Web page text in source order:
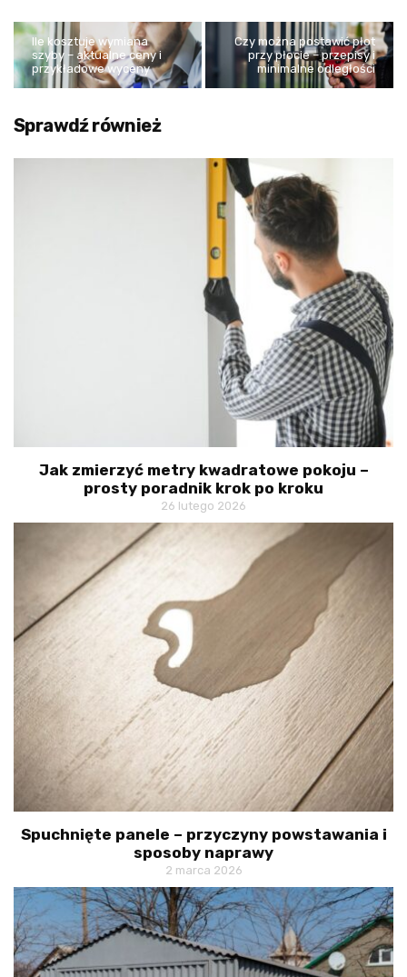
Ile kosztuje wymiana
szyby – aktualne ceny i
przykładowe wyceny
Czy można postawić płot
przy płocie – przepisy i
minimalne odległości
Sprawdź również
Jak zmierzyć metry kwadratowe pokoju –
prosty poradnik krok po kroku
26 lutego 2026
Spuchnięte panele – przyczyny powstawania i
sposoby naprawy
2 marca 2026